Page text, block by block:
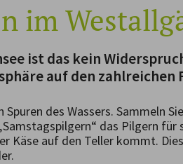
im
ist das kein
auf den zahlreichen
des Wassers. Sammeln
das Pilgern für
Käse auf den Teller kommt.